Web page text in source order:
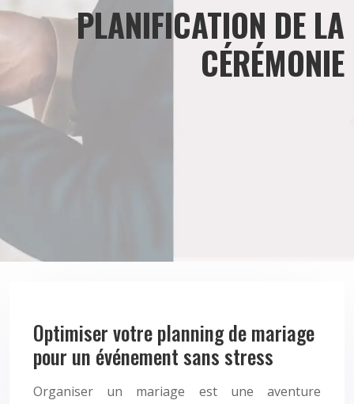
PLANIFICATION DE LA
CÉRÉMONIE
Optimiser votre planning de mariage
pour un événement sans stress
Organiser un mariage est une aventure